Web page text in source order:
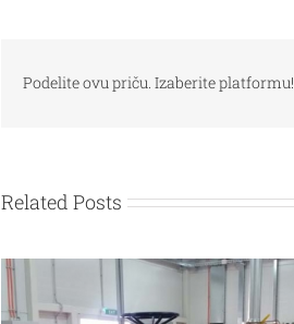
Podelite ovu priču. Izaberite platformu!
Related Posts